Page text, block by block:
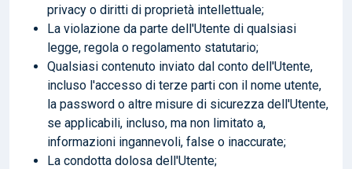
privacy o diritti di proprietà intellettuale;
La violazione da parte dell'Utente di qualsiasi
legge, regola o regolamento statutario;
Qualsiasi contenuto inviato dal conto dell'Utente,
incluso l'accesso di terze parti con il nome utente,
la password o altre misure di sicurezza dell'Utente,
se applicabili, incluso, ma non limitato a,
informazioni ingannevoli, false o inaccurate;
La condotta dolosa dell'Utente;